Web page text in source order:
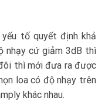
tố quyết định khả
nhạy cứ giảm 3dB thì
thì mới đưa ra được
loa có độ nhạy trên
khác nhau.